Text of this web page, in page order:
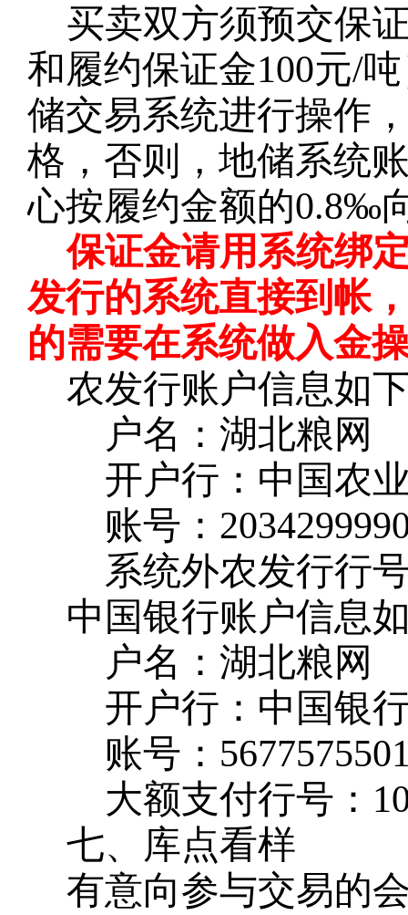
买卖双方须预交保
和履约保证金100元/
储交易系统进行操作
格，否则，地储系统
心按履约金额的0.8‰
保证金请用系统绑
发行的系统直接到帐
的需要在系统做入金
农发行账户信息如
户名：湖北粮网
开户行：中国农
账号：
系统外农发行行
中国银行账户信息
户名：湖北粮网
开户行：中国银
账号：
大额支付行号：
七、库点看样
有意向参与交易的